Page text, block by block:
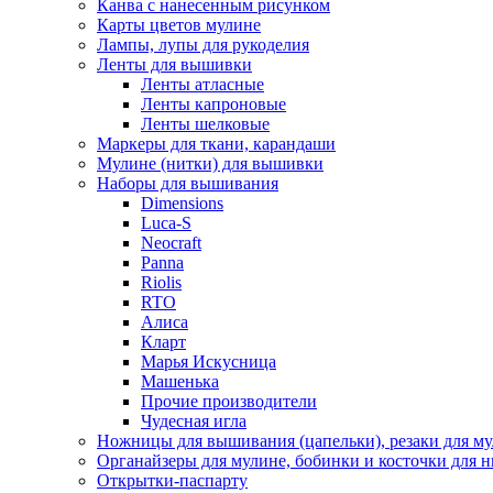
Канва с нанесенным рисунком
Карты цветов мулине
Лампы, лупы для рукоделия
Ленты для вышивки
Ленты атласные
Ленты капроновые
Ленты шелковые
Маркеры для ткани, карандаши
Мулине (нитки) для вышивки
Наборы для вышивания
Dimensions
Luca-S
Neocraft
Panna
Riolis
RTO
Алиса
Кларт
Марья Искусница
Машенька
Прочие производители
Чудесная игла
Ножницы для вышивания (цапельки), резаки для
Органайзеры для мулине, бобинки и косточки для
Открытки-паспарту